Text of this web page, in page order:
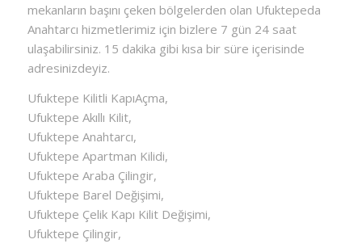
mekanların başını çeken bölgelerden olan Ufuktepeda
Anahtarcı hizmetlerimiz için bizlere 7 gün 24 saat
ulaşabilirsiniz. 15 dakika gibi kısa bir süre içerisinde
adresinizdeyiz.
Ufuktepe Kilitli KapıAçma,
Ufuktepe Akıllı Kilit,
Ufuktepe Anahtarcı,
Ufuktepe Apartman Kilidi,
Ufuktepe Araba Çilingir,
Ufuktepe Barel Değişimi,
Ufuktepe Çelik Kapı Kilit Değişimi,
Ufuktepe Çilingir,